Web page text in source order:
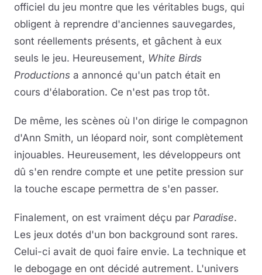
officiel du jeu montre que les véritables bugs, qui
obligent à reprendre d'anciennes sauvegardes,
sont réellements présents, et gâchent à eux
seuls le jeu. Heureusement, White Birds
Productions a annoncé qu'un patch était en
cours d'élaboration. Ce n'est pas trop tôt.
De même, les scènes où l'on dirige le compagnon
d'Ann Smith, un léopard noir, sont complètement
injouables. Heureusement, les développeurs ont
dû s'en rendre compte et une petite pression sur
la touche escape permettra de s'en passer.
Finalement, on est vraiment déçu par Paradise.
Les jeux dotés d'un bon background sont rares.
Celui-ci avait de quoi faire envie. La technique et
le debogage en ont décidé autrement. L'univers